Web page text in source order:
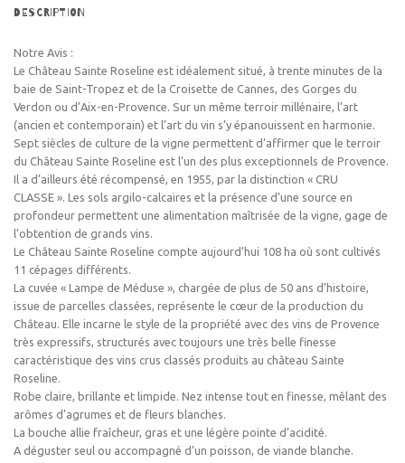
DESCRIPTION
Notre Avis :
Le Château Sainte Roseline est idéalement situé, à trente minutes de la
baie de Saint-Tropez et de la Croisette de Cannes, des Gorges du
Verdon ou d’Aix-en-Provence. Sur un même terroir millénaire, l’art
(ancien et contemporain) et l’art du vin s’y épanouissent en harmonie.
Sept siècles de culture de la vigne permettent d’affirmer que le terroir
du Château Sainte Roseline est l’un des plus exceptionnels de Provence.
Il a d’ailleurs été récompensé, en 1955, par la distinction « CRU
CLASSE ». Les sols argilo-calcaires et la présence d’une source en
profondeur permettent une alimentation maîtrisée de la vigne, gage de
l’obtention de grands vins.
Le Château Sainte Roseline compte aujourd’hui 108 ha où sont cultivés
11 cépages différents.
La cuvée « Lampe de Méduse », chargée de plus de 50 ans d’histoire,
issue de parcelles classées, représente le cœur de la production du
Château. Elle incarne le style de la propriété avec des vins de Provence
très expressifs, structurés avec toujours une très belle finesse
caractéristique des vins crus classés produits au château Sainte
Roseline.
Robe claire, brillante et limpide. Nez intense tout en finesse, mêlant des
arômes d’agrumes et de fleurs blanches.
La bouche allie fraîcheur, gras et une légère pointe d’acidité.
A déguster seul ou accompagné d’un poisson, de viande blanche.